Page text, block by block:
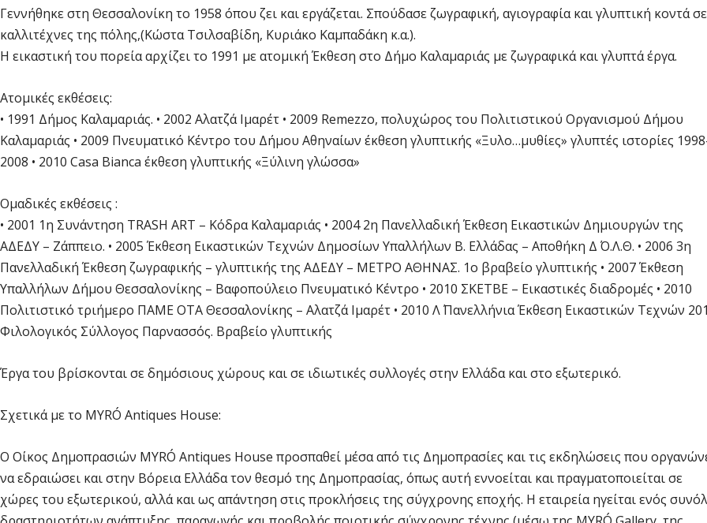
Γεννήθηκε στη Θεσσαλονίκη το 1958 όπου ζει και εργάζεται. Σπούδασε ζωγραφική, αγιογραφία και γλυπτική κοντά σε
καλλιτέχνες της πόλης,(Κώστα Τσιλσαβίδη, Κυριάκο Καμπαδάκη κ.α.).
Η εικαστική του πορεία αρχίζει το 1991 με ατομική Έκθεση στο Δήμο Καλαμαριάς με ζωγραφικά και γλυπτά έργα.
Ατομικές εκθέσεις:
• 1991 Δήμος Καλαμαριάς. • 2002 Αλατζά Ιμαρέτ • 2009 Remezzo, πολυχώρος του Πολιτιστικού Οργανισμού Δήμου
Καλαμαριάς • 2009 Πνευματικό Κέντρο του Δήμου Αθηναίων έκθεση γλυπτικής «Ξυλο…μυθίες» γλυπτές ιστορίες
2008 • 2010 Casa Bianca έκθεση γλυπτικής «Ξύλινη γλώσσα»
Ομαδικές εκθέσεις :
• 2001 1η Συνάντηση TRASH ART – Κόδρα Καλαμαριάς • 2004 2η Πανελλαδική Έκθεση Εικαστικών Δημιουργών της
ΑΔΕΔΥ – Ζάππειο. • 2005 Έκθεση Εικαστικών Τεχνών Δημοσίων Υπαλλήλων Β. Ελλάδας – Αποθήκη Δ΄ Ο.Λ.Θ. • 2006 3η
Πανελλαδική Έκθεση ζωγραφικής – γλυπτικής της ΑΔΕΔΥ – ΜΕΤΡΟ ΑΘΗΝΑΣ. 1ο βραβείο γλυπτικής • 2007 Έκθεση
Υπαλλήλων Δήμου Θεσσαλονίκης – Βαφοπούλειο Πνευματικό Κέντρο • 2010 ΣΚΕΤΒΕ – Εικαστικές διαδρομές • 2010
Πολιτιστικό τριήμερο ΠΑΜΕ ΟΤΑ Θεσσαλονίκης – Αλατζά Ιμαρέτ • 2010 Λ΄ Πανελλήνια Έκθεση Εικαστικών Τεχνών
Φιλολογικός Σύλλογος Παρνασσός. Βραβείο γλυπτικής
Έργα του βρίσκονται σε δημόσιους χώρους και σε ιδιωτικές συλλογές στην Ελλάδα και στο εξωτερικό.
Σχετικά με το MYRÓ Antiques House:
Ο Οίκος Δημοπρασιών MYRÓ Antiques House προσπαθεί μέσα από τις Δημοπρασίες και τις εκδηλώσεις που
να εδραιώσει και στην Βόρεια Ελλάδα τον θεσμό της Δημοπρασίας, όπως αυτή εννοείται και πραγματοποιείται σε
χώρες του εξωτερικού, αλλά και ως απάντηση στις προκλήσεις της σύγχρονης εποχής. Η εταιρεία ηγείται ενός